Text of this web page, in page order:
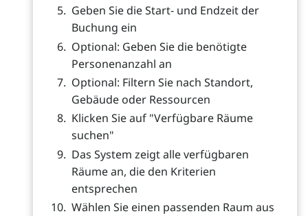
Geben Sie die Start- und Endzeit der
Buchung ein
Optional: Geben Sie die benötigte
Personenanzahl an
Optional: Filtern Sie nach Standort,
Gebäude oder Ressourcen
Klicken Sie auf "Verfügbare Räume
suchen"
Das System zeigt alle verfügbaren
Räume an, die den Kriterien
entsprechen
Wählen Sie einen passenden Raum aus